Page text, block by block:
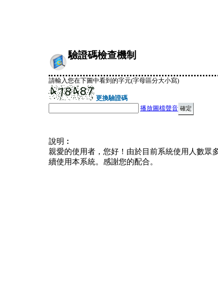
驗證碼檢查機制
請輸入您在下圖中看到的字元(字母區分大小寫)
更換驗證碼
播放圖檔聲音
說明︰
親愛的使用者，您好！由於目前系統使用人數眾
續使用本系統。感謝您的配合。